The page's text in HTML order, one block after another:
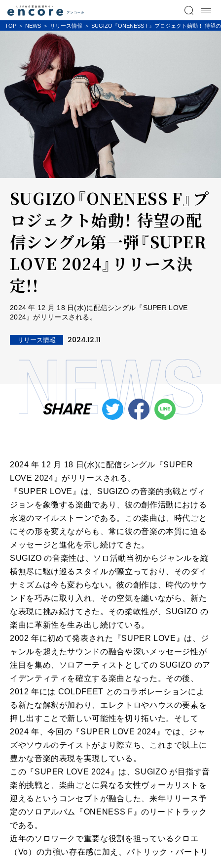
TOP NEWS リリース情報 SUGIZO『ONENESS F』プロジェクト始動！ 待望
SUGIZO『ONENESS F』プ
ロジェクト始動！ 待望の配
信シングル第一弾『SUPER
LOVE 2024』リリース決
定!!
2024 年 12 月 18 日(水)に配信シングル『SUPER LOVE
2024』がリリースされる。
リリース情報 2024.12.11
SHARE
2024 年 12 月 18 日(水)に配信シングル『SUPER
LOVE 2024』がリリースされる。
『SUPER LOVE』は、SUGIZO の音楽的挑戦とヴィ
ジョンを象徴する楽曲であり、彼の創作活動における
永遠のマイルストーンである。この楽曲は、時代ごと
にその形を変えながらも、常に彼の音楽の本質に迫る
メッセージと進化を示し続けてきた。
SUGIZO の音楽性は、ソロ活動当初からジャンルを縦
横無尽に駆け巡るスタイルが際立っており、そのダイ
ナミズムは今も変わらない。彼の創作は、時代のサウ
ンドを巧みに取り入れ、その空気を纏いながら、新た
な表現に挑み続けてきた。その柔軟性が、SUGIZO の
楽曲に革新性を生み出し続けている。
2002 年に初めて発表された『SUPER LOVE』は、ジ
ャンルを超えたサウンドの融合や深いメッセージ性が
注目を集め、ソロアーティストとしての SUGIZO のア
イデンティティを確立する楽曲となった。その後、
2012 年には COLDFEET とのコラボレーションによ
る新たな解釈が加わり、エレクトロやハウスの要素を
押し出すことで新しい可能性を切り拓いた。そして
2024 年、今回の『SUPER LOVE 2024』では、ジャ
ズやソウルのテイストがより際立ち、これまで以上に
豊かな音楽的表現を実現している。
この『SUPER LOVE 2024』は、SUGIZO が目指す音
楽的挑戦と、楽曲ごとに異なる女性ヴォーカリストを
迎えるというコンセプトが融合した、来年リリース予
定のソロアルバム『ONENESS F』のリードトラック
である。
近年のソロワークで重要な役割を担っているクロエ
（Vo）の力強い存在感に加え、パトリック・バートリ